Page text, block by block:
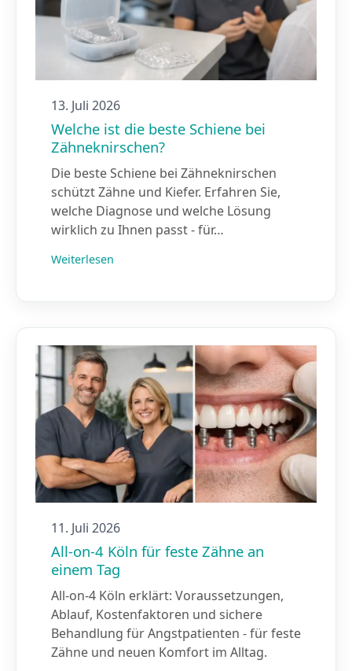
13. Juli 2026
Welche ist die beste Schiene bei
Zähneknirschen?
Die beste Schiene bei Zähneknirschen
schützt Zähne und Kiefer. Erfahren Sie,
welche Diagnose und welche Lösung
wirklich zu Ihnen passt - für…
Weiterlesen
11. Juli 2026
All-on-4 Köln für feste Zähne an
einem Tag
All-on-4 Köln erklärt: Voraussetzungen,
Ablauf, Kostenfaktoren und sichere
Behandlung für Angstpatienten - für feste
Zähne und neuen Komfort im Alltag.